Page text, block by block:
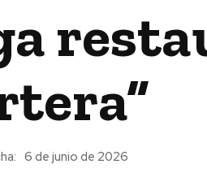
6 de junio de 2026